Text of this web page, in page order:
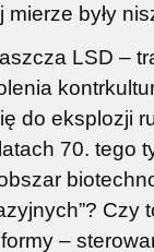
Czas
Cena
były
LSD –
do eksplozji
70. tego
Czy
–